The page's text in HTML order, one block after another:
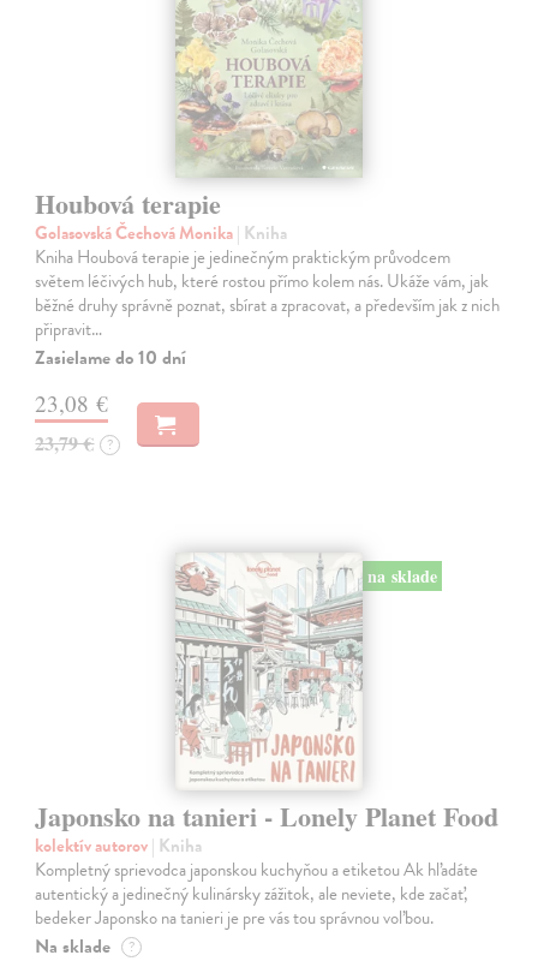
Houbová terapie
Golasovská Čechová Monika| Kniha
Kniha Houbová terapie je jedinečným praktickým průvodcem
světem léčivých hub, které rostou přímo kolem nás. Ukáže vám, jak
běžné druhy správně poznat, sbírat a zpracovat, a především jak z nich
připravit…
Zasielame do 10 dní
23,08 €
23,79 € ?
na sklade
Japonsko na tanieri - Lonely Planet Food
kolektív autorov| Kniha
Kompletný sprievodca japonskou kuchyňou a etiketou Ak hľadáte
autentický a jedinečný kulinársky zážitok, ale neviete, kde začať,
bedeker Japonsko na tanieri je pre vás tou správnou voľbou.
Na sklade ?